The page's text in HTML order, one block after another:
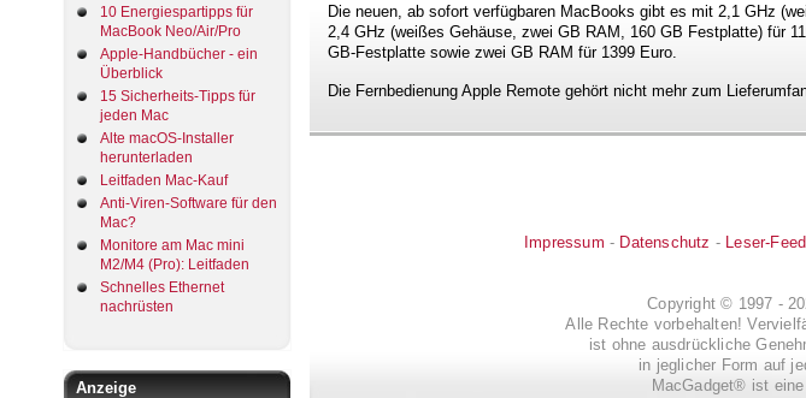
10 Energiespartipps für
MacBook Neo/Air/Pro
Apple-Handbücher - ein
Überblick
15 Sicherheits-Tipps für
jeden Mac
Alte macOS-Installer
herunterladen
Leitfaden Mac-Kauf
Anti-Viren-Software für den
Mac?
Monitore am Mac mini
M2/M4 (Pro): Leitfaden
Schnelles Ethernet
nachrüsten
Anzeige
Die neuen, ab sofort verfügbaren MacBooks gibt es mit 2,1 GHz
2,4 GHz (weißes Gehäuse, zwei GB RAM, 160 GB Festplatte) für
GB-Festplatte sowie zwei GB RAM für 1399 Euro.
Die Fernbedienung Apple Remote gehört nicht mehr zum
Impressum - Datenschutz - Leser-
Copyright © 1997 -
Alle Rechte vorbehalten!
ist ohne ausdrückliche
in jeglicher Form auf
MacGadget® ist